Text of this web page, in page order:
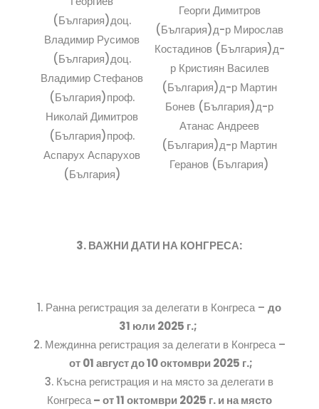
(България)доц.
Владимир Русимов
(България)доц.
Владимир Стефанов
(България)проф.
Николай Димитров
(България)проф.
Аспарух Аспарухов
(България)
Георги Димитров
(България)д-р Мирослав
Костадинов (България)д-
р Кристиян Василев
(България)д-р Мартин
Бонев (България)д-р
Атанас Андреев
(България)д-р Мартин
Геранов (България)
3. ВАЖНИ ДАТИ НА КОНГРЕСА:
Ранна регистрация за делегати в Конгреса –до
31 юли 2025 г.;
Междинна регистрация за делегати в Конгреса –
от 01 август до 10 октомври 2025 г.;
Късна регистрация и на място за делегати в
Конгреса– от 11 октомври 2025 г. и на място